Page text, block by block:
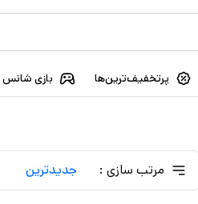
پرتخفیف‌ترین‌ها بازی شانس
مرتب سازی : جدید‌ترین